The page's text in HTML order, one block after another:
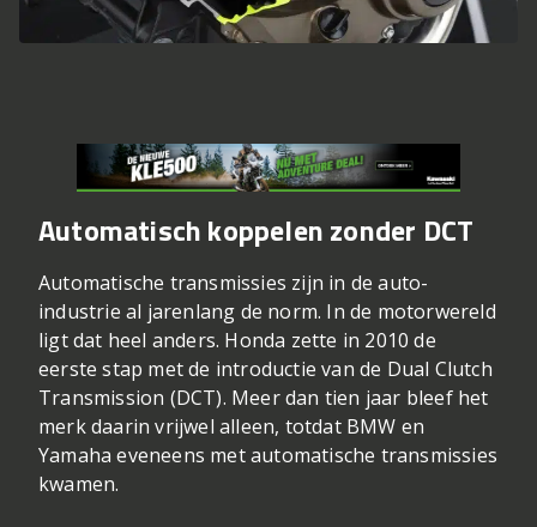
Automatisch koppelen zonder DCT
Automatische transmissies zijn in de auto-
industrie al jarenlang de norm. In de motorwereld
ligt dat heel anders. Honda zette in 2010 de
eerste stap met de introductie van de Dual Clutch
Transmission (DCT). Meer dan tien jaar bleef het
merk daarin vrijwel alleen, totdat BMW en
Yamaha eveneens met automatische transmissies
kwamen.